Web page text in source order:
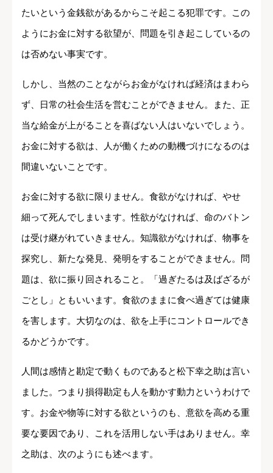
たいという金銭欲があるからこそ起こる犯罪です。この
ようにお金に対する欲望が、問題を引き起こしているの
は否めない事実です。
しかし、当然のことながらお金がなければ経済はまわら
ず、日常の社会生活を営むことができません。また、正
当な給金が上がることを喜ばない人はいないでしょう。
お金に対する欲は、人が働くための動機づけになるのは
間違いないことです。
お金に対する欲に限りません。食欲がなければ、やせ
細って死んでしまいます。性欲がなければ、命のバトン
は受け継がれていきません。知識欲がなければ、物事を
探究し、新たな発見、発明をすることができません。問
題は、欲に振り回されること。「過ぎたるは及ばざるが
ごとし」ともいいます。食欲のままに食べ過ぎては健康
を害します。大切なのは、欲を上手にコントロールでき
るかどうかです。
人間は感情と勘定で動くものであると松下幸之助は言い
ました。つまり損得勘定も人を動かす動力というわけで
す。お金や物等に対する欲というのも、意欲を高める重
要な要因であり、これを活用しない手はありません。幸
之助は、次のようにも述べます。